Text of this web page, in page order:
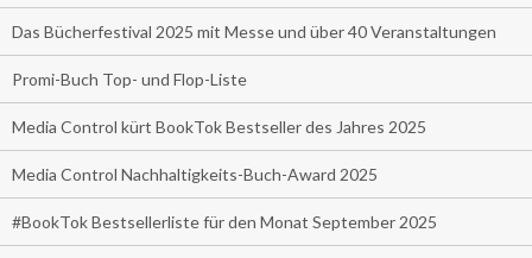
Das Bücherfestival 2025 mit Messe und über 40 Veranstaltungen
Promi-Buch Top- und Flop-Liste
Media Control kürt BookTok Bestseller des Jahres 2025
Media Control Nachhaltigkeits-Buch-Award 2025
#BookTok Bestsellerliste für den Monat September 2025